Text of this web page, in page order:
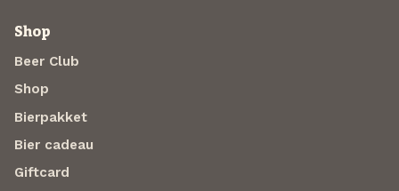
Shop
Beer Club
Shop
Bierpakket
Bier cadeau
Giftcard